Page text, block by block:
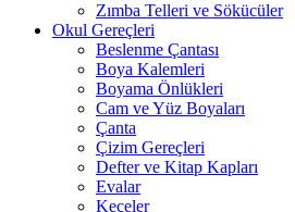
Zımba Telleri ve Sökücüler
Okul Gereçleri
Beslenme Çantası
Boya Kalemleri
Boyama Önlükleri
Cam ve Yüz Boyaları
Çanta
Çizim Gereçleri
Defter ve Kitap Kapları
Evalar
Keçeler